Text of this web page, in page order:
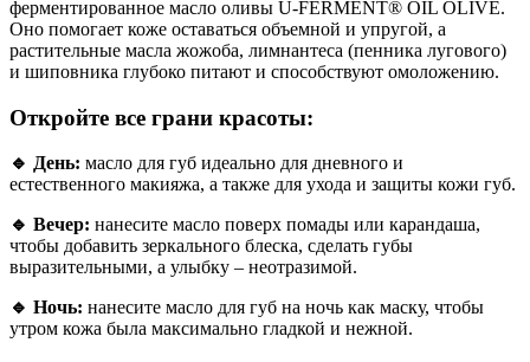
ферментированное масло оливы U-FERMENT® OIL OLIVE.
Оно помогает коже оставаться объемной и упругой, а
растительные масла жожоба, лимнантеса (пенника лугового)
и шиповника глубоко питают и способствуют омоложению.
Откройте все грани красоты:
🔹 День: масло для губ идеально для дневного и
естественного макияжа, а также для ухода и защиты кожи губ.
🔹 Вечер: нанесите масло поверх помады или карандаша,
чтобы добавить зеркального блеска, сделать губы
выразительными, а улыбку – неотразимой.
🔹 Ночь: нанесите масло для губ на ночь как маску, чтобы
утром кожа была максимально гладкой и нежной.